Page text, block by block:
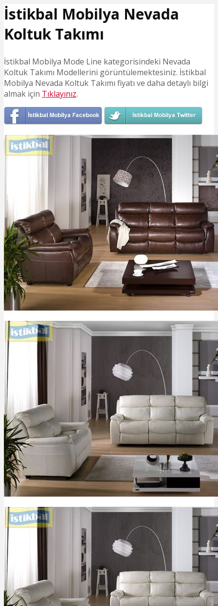
İstikbal Mobilya Nevada
Koltuk Takımı
İstikbal Mobilya Mode Line kategorisindeki Nevada
Koltuk Takımı Modellerini görüntülemektesiniz. İstikbal
Mobilya Nevada Koltuk Takımı fiyatı ve daha detaylı bilgi
almak için Tıklayınız.